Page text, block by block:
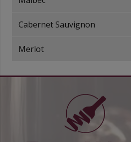
Cabernet Sauvignon
Merlot